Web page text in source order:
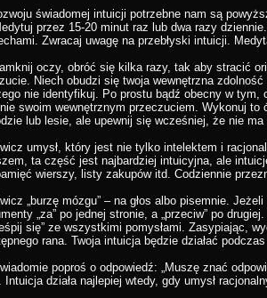
świadomej intuicji potrzebne nam są
przez 15-20 minut raz lub dwa razy
Zwracaj uwagę na przebłyski intuicji.
oczy, obróć się kilka razy, tak aby stracić
Niech obudzi się twoja wewnętrzna
nie identyfikuj. Po prostu bądź obecny w
swoim wewnętrznym przeczuciem. Wykonuj
lub lesie, ale upewnij się wcześniej, że nie
umysł, który jest nie tylko intelektem i
ta część jest najbardziej intuicyjna, ale
wierszy, listy zakupów itd. Codziennie
„burzę mózgu” – na głos albo pisemnie.
„za” po jednej stronie, a „przeciw” po
się” ze wszystkimi pomysłami. Zasypiając,
rana. Twoja intuicja będzie działać
poproś o odpowiedź: „Muszę znać
Intuicja działa najlepiej wtedy, gdy umysł